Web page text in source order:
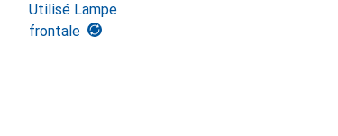
Utilisé Lampe
frontale